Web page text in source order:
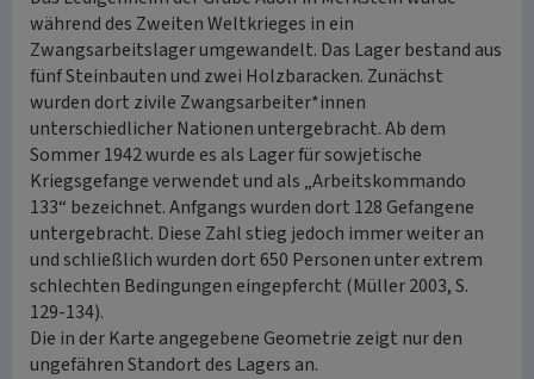
während des Zweiten Weltkrieges in ein
Zwangsarbeitslager umgewandelt. Das Lager bestand aus
fünf Steinbauten und zwei Holzbaracken. Zunächst
wurden dort zivile Zwangsarbeiter*innen
unterschiedlicher Nationen untergebracht. Ab dem
Sommer 1942 wurde es als Lager für sowjetische
Kriegsgefange verwendet und als „Arbeitskommando
133“ bezeichnet. Anfgangs wurden dort 128 Gefangene
untergebracht. Diese Zahl stieg jedoch immer weiter an
und schließlich wurden dort 650 Personen unter extrem
schlechten Bedingungen eingepfercht (Müller 2003, S.
129-134).
Die in der Karte angegebene Geometrie zeigt nur den
ungefähren Standort des Lagers an.